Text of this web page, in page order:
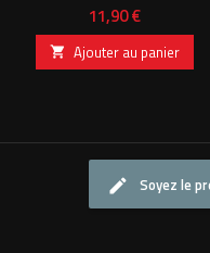
Prix
11,90 €
 Ajouter au panier
Soyez le